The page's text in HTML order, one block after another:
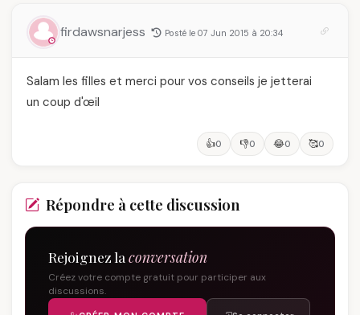
firdawsnarjess Posté le 07 Jun 2015 à 20:34
Salam les filles et merci pour vos conseils je jetterai
un coup d'œil
👍0 👎0 😂0 🥰0
Répondre à cette discussion
Rejoignez la conversation
Créez votre compte gratuit pour participer aux
discussions.